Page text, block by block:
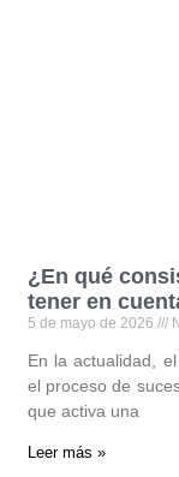
¿En qué
tener en
5 de mayo de 2026
En la actualidad,
el proceso de
que activa una
Leer más »